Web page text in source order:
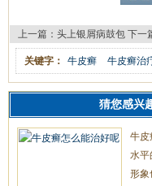
上一篇： 头上银屑病鼓包 下一
关键字： 牛皮癣 牛皮癣治
猜您感兴
牛皮
水平
形象